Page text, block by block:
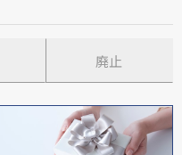
廃止